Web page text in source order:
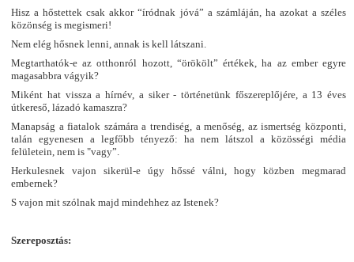
Hisz a hőstettek csak akkor “íródnak jóvá” a számláján, ha azokat a széles
közönség is megismeri!
Nem elég hősnek lenni, annak is kell látszani.
Megtarthatók-e az otthonról hozott, “örökölt” értékek, ha az ember egyre
magasabbra vágyik?
Miként hat vissza a hírnév, a siker - történetünk főszereplőjére, a 13 éves
útkereső, lázadó kamaszra?
Manapság a fiatalok számára a trendiség, a menőség, az ismertség központi,
talán egyenesen a legfőbb tényező: ha nem látszol a közösségi média
felületein, nem is "vagy”.
Herkulesnek vajon sikerül-e úgy hőssé válni, hogy közben megmarad
embernek?
S vajon mit szólnak majd mindehhez az Istenek?
Szereposztás: